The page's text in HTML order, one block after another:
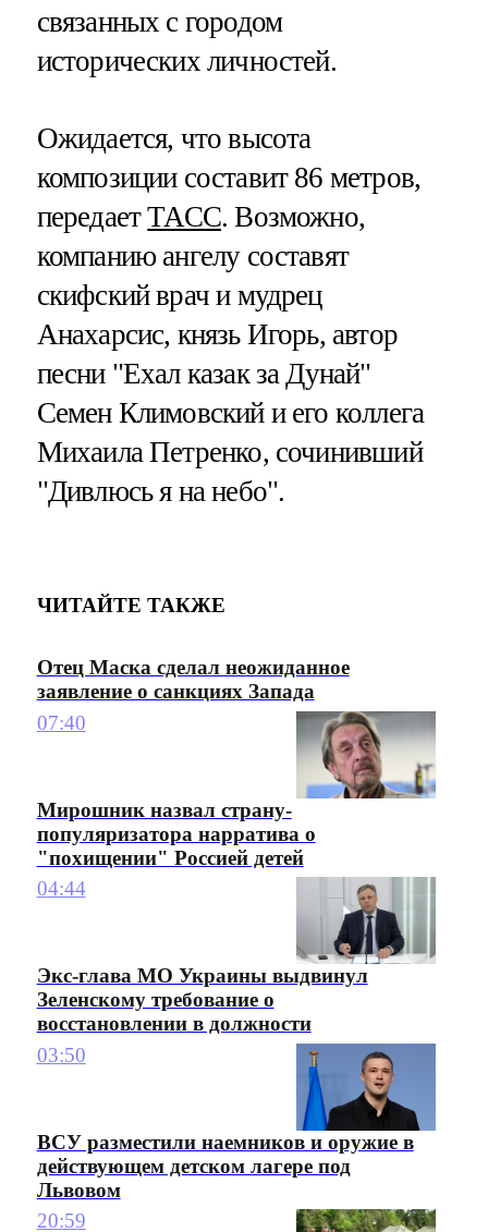
связанных с городом
исторических личностей.
Ожидается, что высота
композиции составит 86 метров,
передаетТАСС. Возможно,
компанию ангелу составят
скифский врач и мудрец
Анахарсис, князь Игорь, автор
песни "Ехал казак за Дунай"
Семен Климовский и его коллега
Михаила Петренко, сочинивший
"Дивлюсь я на небо".
ЧИТАЙТЕ ТАКЖЕ
Отец Маска сделал неожиданное
заявление о санкциях Запада
07:40
Мирошник назвал страну-
популяризатора нарратива о
"похищении" Россией детей
04:44
Экс-глава МО Украины выдвинул
Зеленскому требование о
восстановлении в должности
03:50
ВСУ разместили наемников и оружие в
действующем детском лагере под
Львовом
20:59